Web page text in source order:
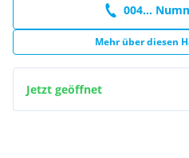
004...
Mehr über diesen
Jetzt geöffnet